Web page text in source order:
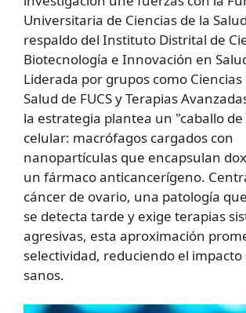
Universitaria de Ciencias de la Salud
respaldo del Instituto Distrital de
Biotecnología e Innovación en
Liderada por grupos como Ciencias
Salud de FUCS y Terapias
la estrategia plantea un "caballo de
celular: macrófagos cargados con
nanopartículas que encapsulan
un fármaco anticancerígeno.
cáncer de ovario, una patología
se detecta tarde y exige terapias
agresivas, esta aproximación
selectividad, reduciendo el
sanos.